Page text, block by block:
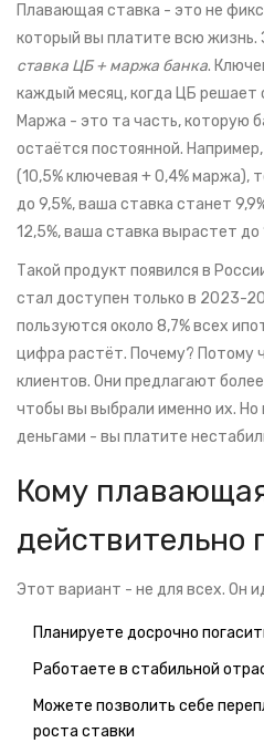
Плавающая ставка - это не
который вы платите всю жизнь.
ставка ЦБ + маржа банка.
каждый месяц, когда ЦБ решает
Маржа - это та часть, которую
остаётся постоянной.
(10,5% ключевая + 0,4% маржа),
до 9,5%, ваша ставка станет
12,5%, ваша ставка вырастет до
Такой продукт появился в
стал доступен только в 2023-
пользуются около 8,7% всех
цифра растёт. Почему? Потому
клиентов. Они предлагают
чтобы вы выбрали именно их. Но
деньгами - вы платите
Кому
действительно
Этот вариант - не для всех. Он
Планируете досрочно
Работаете в стабильной
Можете позволить себе
роста ставки